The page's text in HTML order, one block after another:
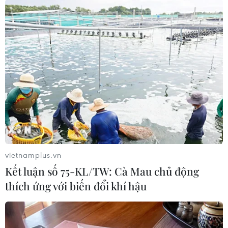
Đối với những người nông dân Nam Phi, ưu
điểm lớn nhất của một cuộc đấu giá là những
người nông dân quy mô nhỏ mới khởi nghiệp
có thể dễ dàng mua và bán vật nuôi với giá thị
trường. Các cuộc đấu giá thu hút rất nhiều
người mua khiến giá cả cạnh tranh hơn.
vietnamplus.vn
Kết luận số 75-KL/TW: Cà Mau chủ động
thích ứng với biến đổi khí hậu